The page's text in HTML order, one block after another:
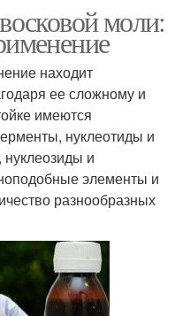
моли:
находит
ее сложному и
имеются
нуклеотиды и
нуклеозиды и
элементы и
разнообразных